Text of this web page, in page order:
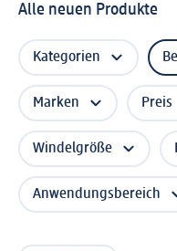
Alle neuen Produkte
Kategorien
Marken Preis
Windelgröße
Anwendungsbereich